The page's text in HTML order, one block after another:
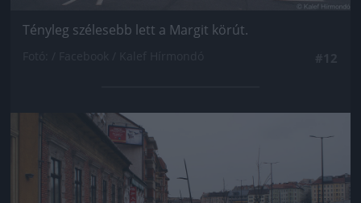
Tényleg szélesebb lett a Margit körút.
Jön még kép!